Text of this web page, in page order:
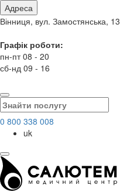
Адреса
Вінниця, вул. Замостянська, 13
Графік роботи:
пн-пт 08 - 20
сб-нд 09 - 16
0 800 338 008
uk